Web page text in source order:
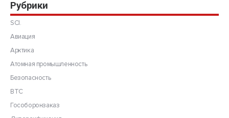
Рубрики
SCI.
Авиация
Арктика
Атомная промышленность
Безопасность
ВТС
Гособоронзаказ